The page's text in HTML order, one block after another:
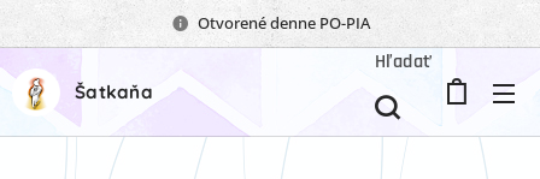
Otvorené denne PO-PIA
Šatkaňa
Hľadať